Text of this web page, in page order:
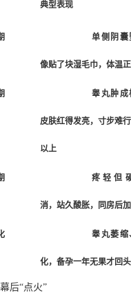
典型表现
单侧阴囊
像贴了块湿毛巾，体温
睾丸肿成
皮肤红得发亮，寸步难
以上
疼轻但
消，站久酸胀，同房后
睾丸萎缩
化，备孕一年无果才回头
后“点火”